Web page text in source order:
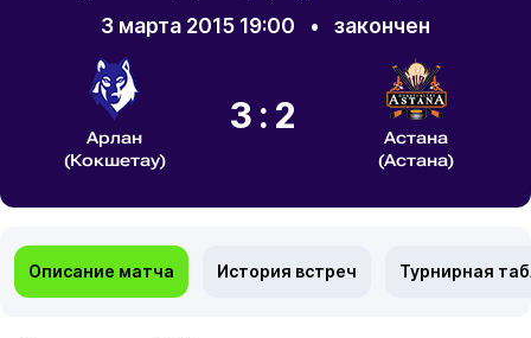
3 марта 2015 19:00 • закончен
Арлан
(Кокшетау)
3:2
Астана
(Астана)
Описание матча История встреч Турнирная